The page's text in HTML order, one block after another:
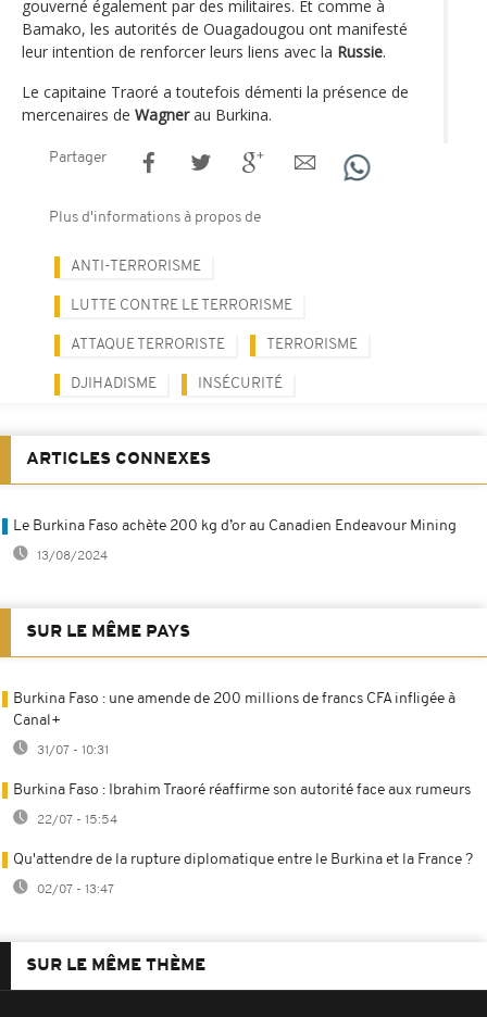
gouverné également par des militaires. Et comme à
Bamako, les autorités de Ouagadougou ont manifesté
leur intention de renforcer leurs liens avec la Russie.
Le capitaine Traoré a toutefois démenti la présence de
mercenaires de Wagnerau Burkina.
Partager
Plus d'informations à propos de
ANTI-TERRORISME
LUTTE CONTRE LE TERRORISME
ATTAQUE TERRORISTE TERRORISME
DJIHADISME INSÉCURITÉ
ARTICLES CONNEXES
Le Burkina Faso achète 200 kg d’or au Canadien Endeavour Mining
13/08/2024
SUR LE MÊME PAYS
Burkina Faso : une amende de 200 millions de francs CFA infligée à
Canal+
31/07 - 10:31
Burkina Faso : Ibrahim Traoré réaffirme son autorité face aux rumeurs
22/07 - 15:54
Qu'attendre de la rupture diplomatique entre le Burkina et la France ?
02/07 - 13:47
SUR LE MÊME THÈME